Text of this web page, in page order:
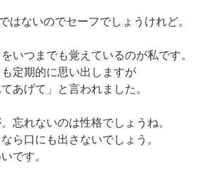
はないのでセーフでしょうけれど。
いつまでも覚えているのが私です。
定期的に思い出しますが
あげて」と言われました。
忘れないのは性格でしょうね。
ら口にも出さないでしょう。
です。